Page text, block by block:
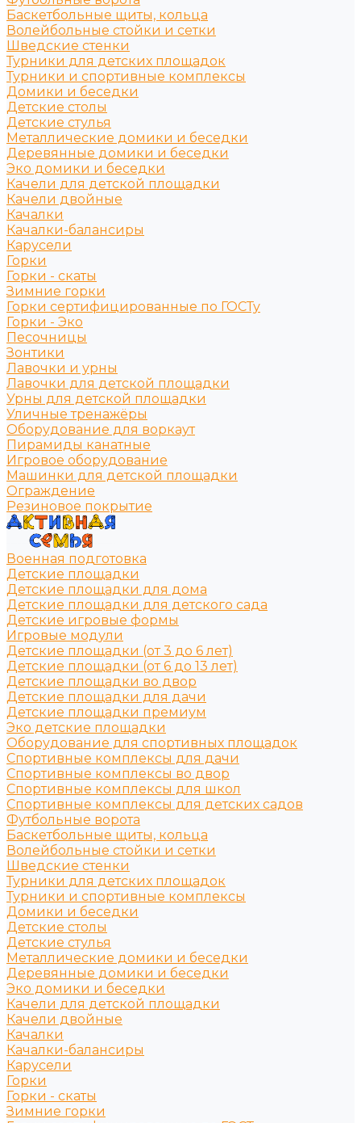
Баскетбольные щиты, кольца
Волейбольные стойки и сетки
Шведские стенки
Турники для детских площадок
Турники и спортивные комплексы
Домики и беседки
Детские столы
Детские стулья
Металлические домики и беседки
Деревянные домики и беседки
Эко домики и беседки
Качели для детской площадки
Качели двойные
Качалки
Качалки-балансиры
Карусели
Горки
Горки - скаты
Зимние горки
Горки сертифицированные по ГОСТу
Горки - Эко
Песочницы
Зонтики
Лавочки и урны
Лавочки для детской площадки
Урны для детской площадки
Уличные тренажёры
Оборудование для воркаут
Пирамиды канатные
Игровое оборудование
Машинки для детской площадки
Ограждение
Резиновое покрытие
Военная подготовка
Детские площадки
Детские площадки для дома
Детские площадки для детского сада
Детские игровые формы
Игровые модули
Детские площадки (от 3 до 6 лет)
Детские площадки (от 6 до 13 лет)
Детские площадки во двор
Детские площадки для дачи
Детские площадки премиум
Эко детские площадки
Оборудование для спортивных площадок
Спортивные комплексы для дачи
Спортивные комплексы во двор
Спортивные комплексы для школ
Спортивные комплексы для детских садов
Футбольные ворота
Баскетбольные щиты, кольца
Волейбольные стойки и сетки
Шведские стенки
Турники для детских площадок
Турники и спортивные комплексы
Домики и беседки
Детские столы
Детские стулья
Металлические домики и беседки
Деревянные домики и беседки
Эко домики и беседки
Качели для детской площадки
Качели двойные
Качалки
Качалки-балансиры
Карусели
Горки
Горки - скаты
Зимние горки